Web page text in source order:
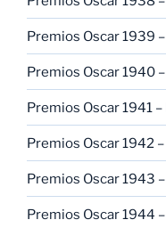
Premios Oscar 1939
Premios Oscar 1940
Premios Oscar 1941
Premios Oscar 1942
Premios Oscar 1943
Premios Oscar 1944